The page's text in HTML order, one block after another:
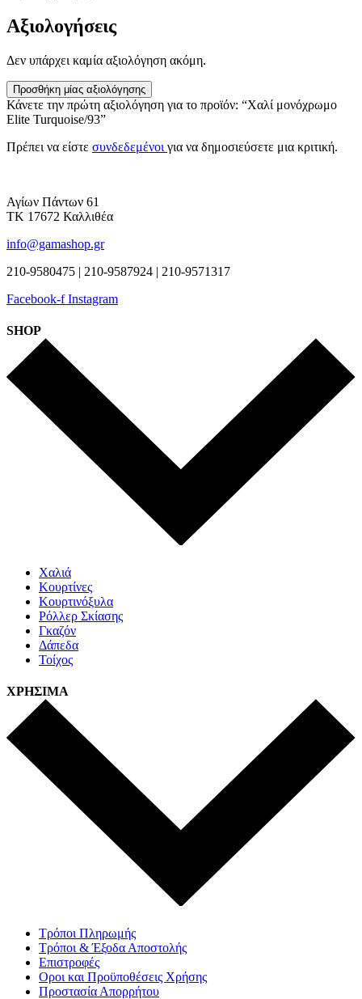
Αξιολογήσεις
Δεν υπάρχει καμία αξιολόγηση ακόμη.
Προσθήκη μίας αξιολόγησης
Κάνετε την πρώτη αξιολόγηση για το προϊόν: “Χαλί μονόχρωμο
Elite Turquoise/93”
Πρέπει να είστε συνδεδεμένοι για να δημοσιεύσετε μια κριτική.
Αγίων Πάντων 61
ΤΚ 17672 Καλλιθέα
info@gamashop.gr
210-9580475 | 210-9587924 | 210-9571317
Facebook-f Instagram
SHOP
Χαλιά
Κουρτίνες
Κουρτινόξυλα
Ρόλλερ Σκίασης
Γκαζόν
Δάπεδα
Τοίχος
ΧΡΗΣΙΜΑ
Τρόποι Πληρωμής
Τρόποι & Έξοδα Αποστολής
Επιστροφές
Οροι και Προϋποθέσεις Χρήσης
Προστασία Απορρήτου